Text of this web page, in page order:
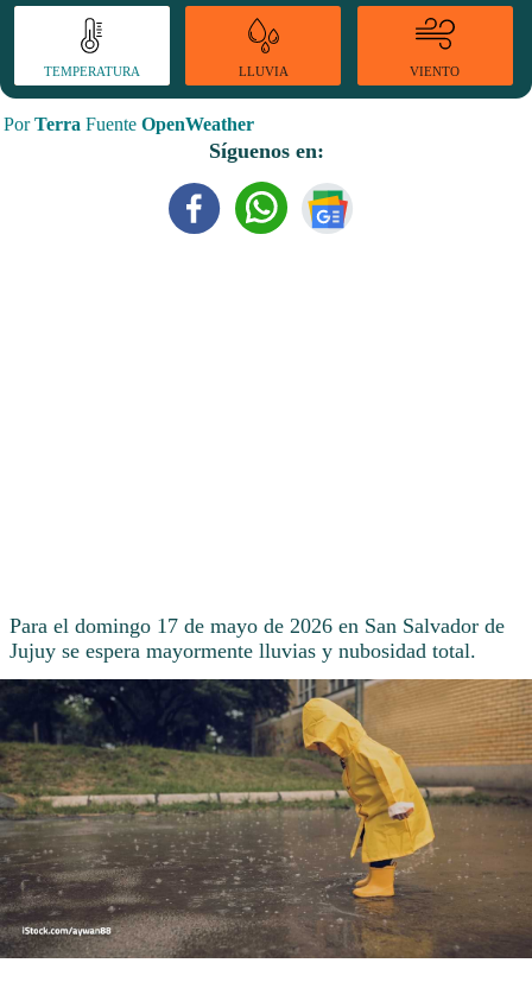
TEMPERATURA LLUVIA VIENTO
PorTerra Fuente OpenWeather
Síguenos en:
Para el domingo 17 de mayo de 2026 en San Salvador de
Jujuy se espera mayormente lluvias y nubosidad total.